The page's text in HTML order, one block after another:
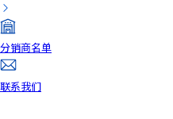
分销商名单
联系我们